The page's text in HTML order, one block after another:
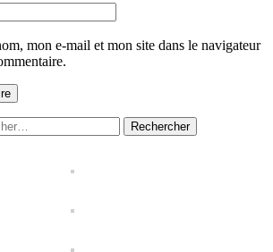
mon e-mail et mon site dans le navigateur